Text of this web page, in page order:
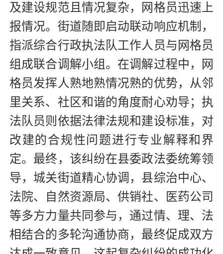
及建设规范且情况复杂，网格员迅速上
报情况。街道随即启动联动响应机制，
指派综合行政执法队工作人员与网格员
组成联合调解小组。在调解过程中，网
格员发挥人熟地熟情况熟的优势，从邻
里关系、社区和谐的角度耐心劝导；执
法队员则依据法律法规和建设标准，对
改建的合规性问题进行专业解释和界
定。最终，该纠纷在县委政法委统筹领
导，城关街道精心协调，县综治中心、
法院、自然资源局、供销社、医药公司
等多方力量共同参与，通过情、理、法
相结合的多轮沟通协商，最终促成双方